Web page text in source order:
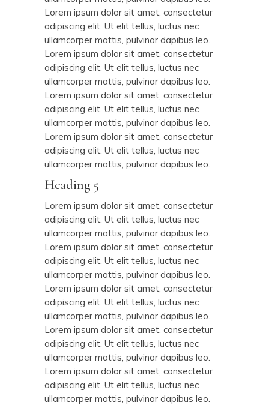
Lorem ipsum dolor sit amet, consectetur
adipiscing elit. Ut elit tellus, luctus nec
ullamcorper mattis, pulvinar dapibus leo.
Lorem ipsum dolor sit amet, consectetur
adipiscing elit. Ut elit tellus, luctus nec
ullamcorper mattis, pulvinar dapibus leo.
Lorem ipsum dolor sit amet, consectetur
adipiscing elit. Ut elit tellus, luctus nec
ullamcorper mattis, pulvinar dapibus leo.
Lorem ipsum dolor sit amet, consectetur
adipiscing elit. Ut elit tellus, luctus nec
ullamcorper mattis, pulvinar dapibus leo.
Heading 5
Lorem ipsum dolor sit amet, consectetur
adipiscing elit. Ut elit tellus, luctus nec
ullamcorper mattis, pulvinar dapibus leo.
Lorem ipsum dolor sit amet, consectetur
adipiscing elit. Ut elit tellus, luctus nec
ullamcorper mattis, pulvinar dapibus leo.
Lorem ipsum dolor sit amet, consectetur
adipiscing elit. Ut elit tellus, luctus nec
ullamcorper mattis, pulvinar dapibus leo.
Lorem ipsum dolor sit amet, consectetur
adipiscing elit. Ut elit tellus, luctus nec
ullamcorper mattis, pulvinar dapibus leo.
Lorem ipsum dolor sit amet, consectetur
adipiscing elit. Ut elit tellus, luctus nec
ullamcorper mattis, pulvinar dapibus leo.